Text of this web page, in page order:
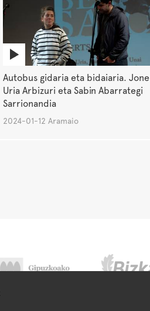
Autobus gidaria eta bidaiaria. Jone
Uria Arbizuri eta Sabin Abarrategi
Sarrionandia
2024-01-12 Aramaio